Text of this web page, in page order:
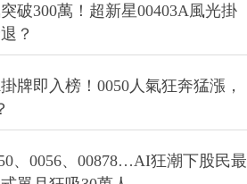
破300萬！超新星00403A風光掛
？
牌即入榜！0050人氣狂奔猛漲，
、0056、00878…AI狂潮下股民最